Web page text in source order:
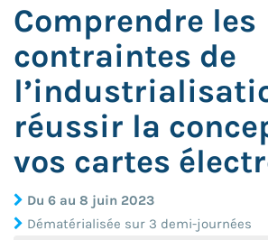
Comprendre les
contraintes de
réussir la
vos cartes
Du 6 au 8 juin 2023
Dématérialisée sur 3 demi-journées